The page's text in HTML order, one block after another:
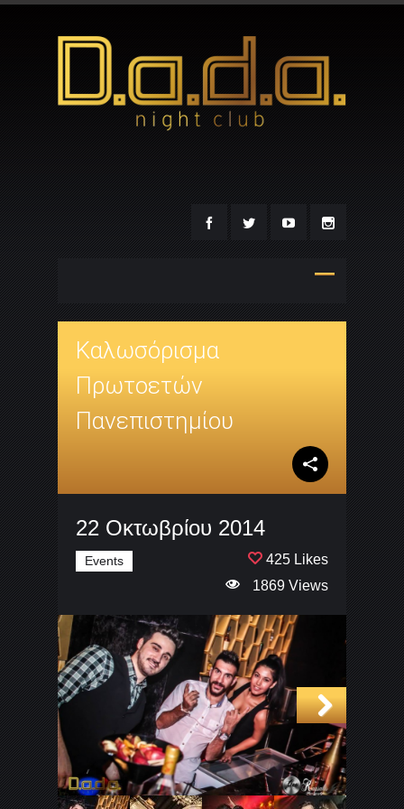
Καλωσόρισμα
Πρωτοετών
Πανεπιστημίου
22 Οκτωβρίου 2014
Events
425 Likes
1869 Views
Next